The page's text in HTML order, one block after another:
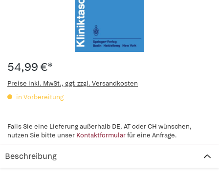
54,99 €*
Preise inkl. MwSt., ggf. zzgl. Versandkosten
in Vorbereitung
Falls Sie eine Lieferung außerhalb DE, AT oder CH wünschen,
nutzen Sie bitte unser Kontaktformularfür eine Anfrage.
Beschreibung